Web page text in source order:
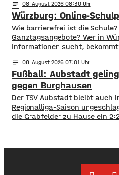
abseits des Konzertgeländes
Picknick-Stimmung in den
Bilder vom Konzert Die
notes 08. August 2026 08:30
Würzburg: Online-
​​Wie barrierefrei ist die
Ganztagsangebote? Wer in
Informationen sucht,
im Open-Data-Portal neue
Schulporträts veröffentlicht.
in städtischer Trägerschaft mit
vorgestellt und miteinander
können beispielsweise
notes 08. August 2026 07:01
Fußball: Aubstadt
gegen Burghausen
Der TSV Aubstadt bleibt auch
Regionalliga-Saison
die Grabfelder zu Hause ein